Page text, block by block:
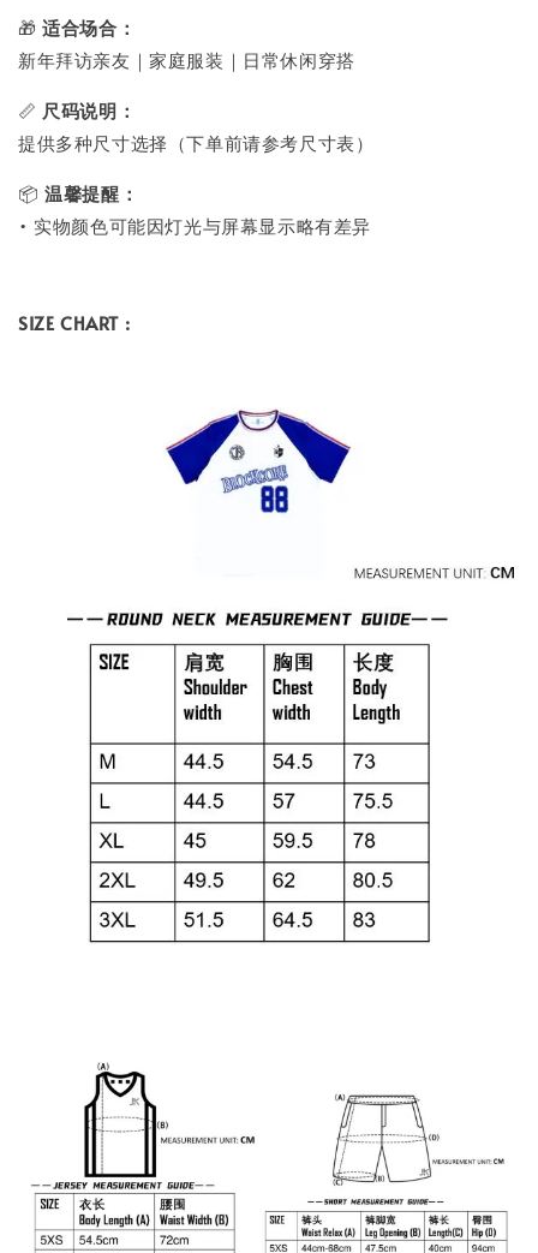
🎁适合场合：
新年拜访亲友｜家庭服装｜日常休闲穿搭
📏 尺码说明：
提供多种尺寸选择（下单前请参考尺寸表）
📦温馨提醒：
• 实物颜色可能因灯光与屏幕显示略有差异
SIZE CHART :